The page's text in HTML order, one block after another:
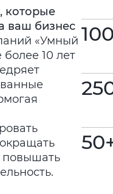
которые
ваш бизнес
«Умный
более 10 лет